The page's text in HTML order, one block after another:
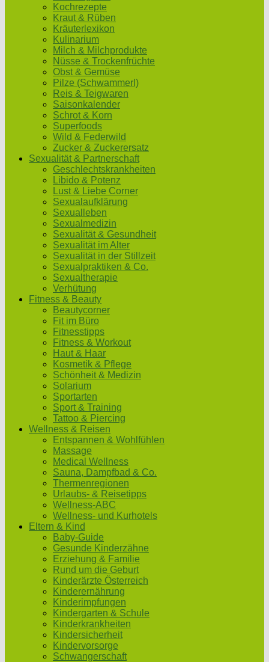
Kochrezepte
Kraut & Rüben
Kräuterlexikon
Kulinarium
Milch & Milchprodukte
Nüsse & Trockenfrüchte
Obst & Gemüse
Pilze (Schwammerl)
Reis & Teigwaren
Saisonkalender
Schrot & Korn
Superfoods
Wild & Federwild
Zucker & Zuckerersatz
Sexualität & Partnerschaft
Geschlechtskrankheiten
Libido & Potenz
Lust & Liebe Corner
Sexualaufklärung
Sexualleben
Sexualmedizin
Sexualität & Gesundheit
Sexualität im Alter
Sexualität in der Stillzeit
Sexualpraktiken & Co.
Sexualtherapie
Verhütung
Fitness & Beauty
Beautycorner
Fit im Büro
Fitnesstipps
Fitness & Workout
Haut & Haar
Kosmetik & Pflege
Schönheit & Medizin
Solarium
Sportarten
Sport & Training
Tattoo & Piercing
Wellness & Reisen
Entspannen & Wohlfühlen
Massage
Medical Wellness
Sauna, Dampfbad & Co.
Thermenregionen
Urlaubs- & Reisetipps
Wellness-ABC
Wellness- und Kurhotels
Eltern & Kind
Baby-Guide
Gesunde Kinderzähne
Erziehung & Familie
Rund um die Geburt
Kinderärzte Österreich
Kinderernährung
Kinderimpfungen
Kindergarten & Schule
Kinderkrankheiten
Kindersicherheit
Kindervorsorge
Schwangerschaft